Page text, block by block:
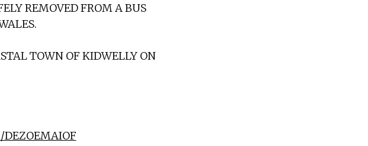
REMOVED FROM A BUS
TOWN OF KIDWELLY ON
DEZOEMAIOF